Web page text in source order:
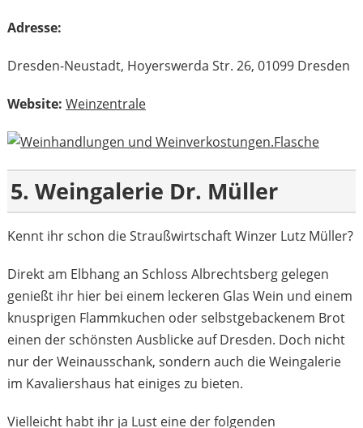
Adresse:
Dresden-Neustadt, Hoyerswerda Str. 26, 01099 Dresden
Website: Weinzentrale
5. Weingalerie Dr. Müller
Kennt ihr schon die Straußwirtschaft Winzer Lutz Müller?
Direkt am Elbhang an Schloss Albrechtsberg gelegen
genießt ihr hier bei einem leckeren Glas Wein und einem
knusprigen Flammkuchen oder selbstgebackenem Brot
einen der schönsten Ausblicke auf Dresden. Doch nicht
nur der Weinausschank, sondern auch die Weingalerie
im Kavaliershaus hat einiges zu bieten.
Vielleicht habt ihr ja Lust eine der folgenden